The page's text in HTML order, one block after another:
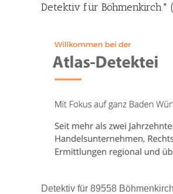
Detektiv für Böhmenkirch*
Detektiv für 89558